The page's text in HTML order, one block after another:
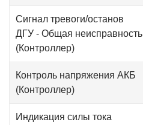
Сигнал тревоги/останов
ДГУ - Общая неисправность
(Контроллер)
Контроль напряжения АКБ
(Контроллер)
Индикация силы тока